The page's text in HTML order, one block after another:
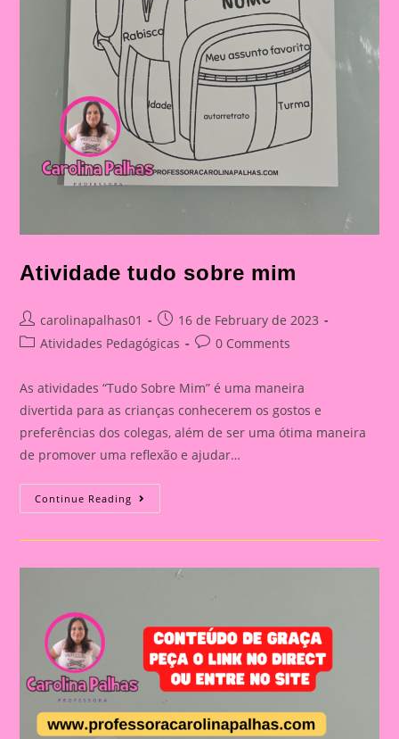
Atividade tudo sobre mim
Post
author:
carolinapalhas01
Post
published:
16 de February de 2023
PostAtividades Pedagógicas
Post0 Comments
As atividades “Tudo Sobre Mim” é uma maneira
divertida para as crianças conhecerem os gostos e
preferências dos colegas, além de ser uma ótima maneira
de promover uma reflexão e ajudar…
Continue Reading Atividade
Tudo
Mim